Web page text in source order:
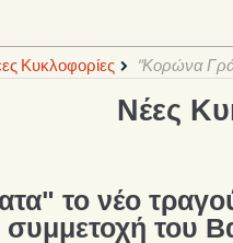
Κυκλοφορίες "Κορώνα
Νέες
το νέο
συμμετοχή του